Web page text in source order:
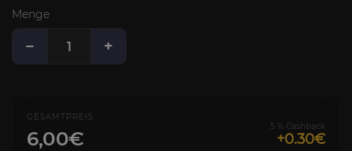
Menge
− +
GESAMTPREIS
6,00€
5 % Cashback
+0.30€